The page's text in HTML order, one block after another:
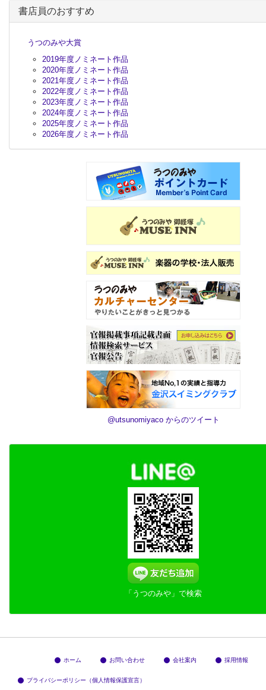
書店員のおすすめ
うつのみや大賞
2019年度ノミネート作品
2020年度ノミネート作品
2021年度ノミネート作品
2022年度ノミネート作品
2023年度ノミネート作品
2024年度ノミネート作品
2025年度ノミネート作品
2026年度ノミネート作品
@utsunomiyaco からのツイート
「うつのみや」で検索
ホーム お問い合わせ 会社案内 採用情報
プライバシーポリシー（個人情報保護宣言）